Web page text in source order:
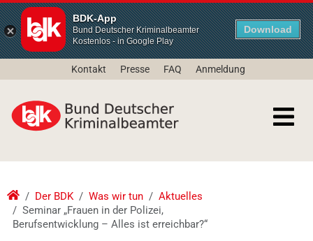
BDK-App
Bund Deutscher Kriminalbeamter
Kostenlos - in Google Play
Download
Kontakt Presse FAQ Anmeldung
Der BDK Was wir tun
Aktuelles
Seminar „Frauen in der Polizei,
Berufsentwicklung – Alles ist erreichbar?“